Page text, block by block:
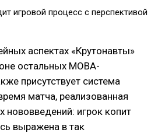
игровой процесс с перспективой
аспектах «Крутонавты»
остальных MOBA-
присутствует система
матча, реализованная
нововведений: игрок копит
выражена в так